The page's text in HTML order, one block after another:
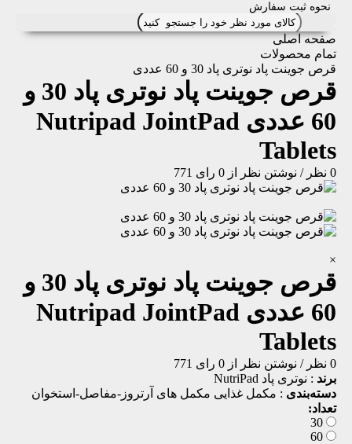
نحوه ثبت سفارش
صفحه اصلی
تمام محصولات
قرص جوینت پاد نوتری پاد 30 و 60 عددی
قرص جوینت پاد نوتری پاد 30 و
60 عددی
Nutripad JointPad
Tablets
0 نظر / نوشتن نظر از 0 رای 771
×
قرص جوینت پاد نوتری پاد 30 و
60 عددی
Nutripad JointPad
Tablets
0 نظر / نوشتن نظر از 0 رای
771
برند : نوتری پاد NutriPad
دسته‌بندی : مکمل غذایی مکمل های آرتروز-مفاصل-استخوان
تعداد:
30
60